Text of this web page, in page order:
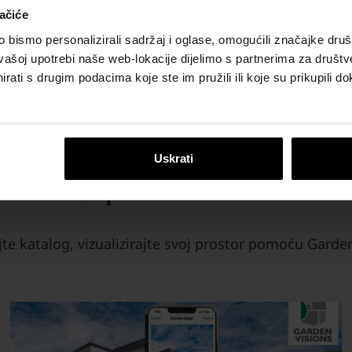
bismo personalizirali sadržaj i oglase, omogućili značajke
upotrebi naše web-lokacije dijelimo s partnerima za
s drugim podacima koje ste im pružili ili koje su prikupili
Uskrati
ploče i stepenice u dvije
za elegantno
površina.
Ploče velikog formata u
prošaranim tonovima za
izgled vanjskih površina.
proizvoda
katalog, vizualizirajte svoj prostor pomoću